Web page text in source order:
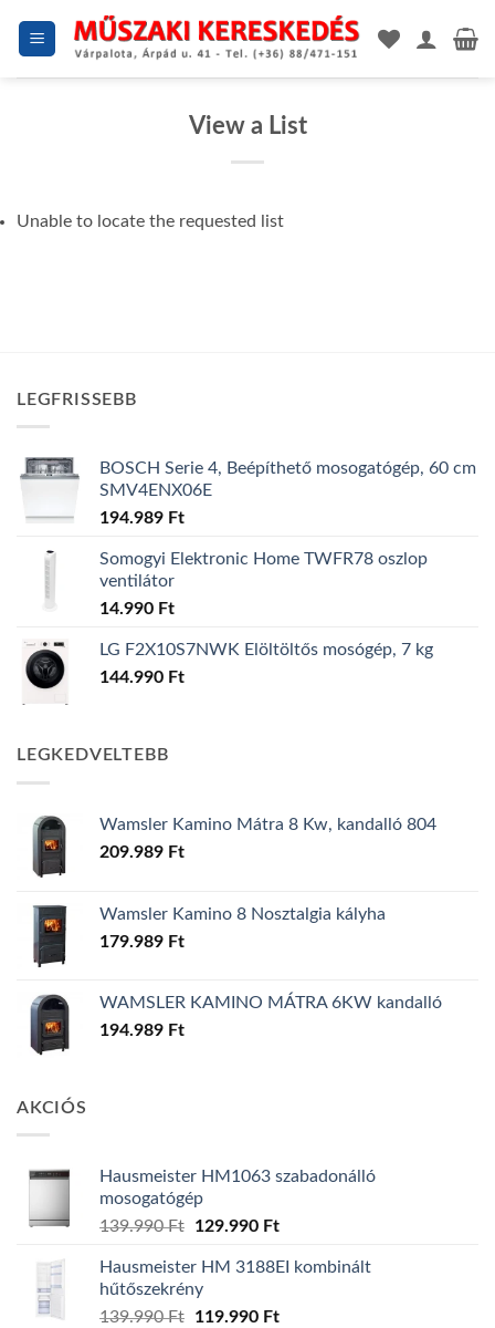
View a List
Unable to locate the requested list
LEGFRISSEBB
BOSCH Serie 4, Beépíthető mosogatógép, 60 cm
SMV4ENX06E
194.989 Ft
Somogyi Elektronic Home TWFR78 oszlop
ventilátor
14.990 Ft
LG F2X10S7NWK Elöltöltős mosógép, 7 kg
144.990 Ft
LEGKEDVELTEBB
Wamsler Kamino Mátra 8 Kw, kandalló 804
209.989 Ft
Wamsler Kamino 8 Nosztalgia kályha
179.989 Ft
WAMSLER KAMINO MÁTRA 6KW kandalló
194.989 Ft
AKCIÓS
Hausmeister HM1063 szabadonálló
mosogatógép
139.990Ft
Original
was:
139.990 Ft.
129.990 FtCurrent
is:
Hausmeister HM 3188EI kombinált
hűtőszekrény
139.990Ft
Original
119.990 FtCurrent